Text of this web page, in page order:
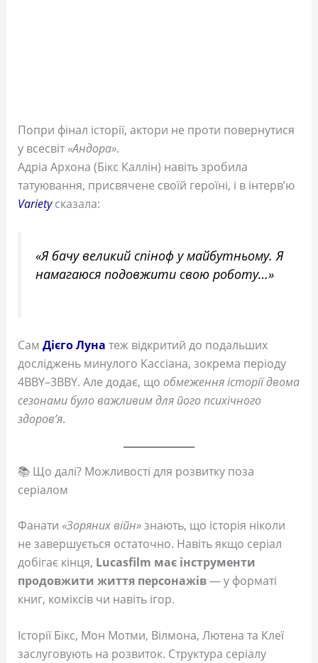
Попри фінал історії, актори не проти повернутися
у всесвіт «Андора».
Адріа Архона (Бікс Каллін) навіть зробила
татуювання, присвячене своїй героїні, і в інтерв’ю
Varietyсказала:
«Я бачу великий спіноф у майбутньому. Я
намагаюся подовжити свою роботу…»
Сам Дієго Луна теж відкритий до подальших
досліджень минулого Кассіана, зокрема періоду
4BBY–3BBY. Але додає, що обмеження історії двома
сезонами було важливим для його психічного
здоров’я.
📚 Що далі? Можливості для розвитку поза
серіалом
Фанати «Зоряних війн»знають, що історія ніколи
не завершується остаточно. Навіть якщо серіал
добігає кінця, Lucasfilm має інструменти
продовжити життя персонажів— у форматі
книг, коміксів чи навіть ігор.
Історії Бікс, Мон Мотми, Вілмона, Лютена та Клеї
заслуговують на розвиток. Структура серіалу